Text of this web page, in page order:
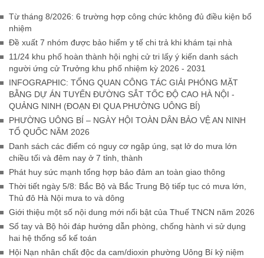
Từ tháng 8/2026: 6 trường hợp công chức không đủ điều kiện bổ
nhiệm
Đề xuất 7 nhóm được bảo hiểm y tế chi trả khi khám tại nhà
11/24 khu phố hoàn thành hội nghị cử tri lấy ý kiến danh sách
người ứng cử Trưởng khu phố nhiệm kỳ 2026 - 2031
INFOGRAPHIC: TỔNG QUAN CÔNG TÁC GIẢI PHÓNG MẶT
BẰNG DỰ ÁN TUYẾN ĐƯỜNG SẮT TỐC ĐỘ CAO HÀ NỘI -
QUẢNG NINH (ĐOẠN ĐI QUA PHƯỜNG UÔNG BÍ)
PHƯỜNG UÔNG BÍ – NGÀY HỘI TOÀN DÂN BẢO VỆ AN NINH
TỔ QUỐC NĂM 2026
Danh sách các điểm có nguy cơ ngập úng, sạt lở do mưa lớn
chiều tối và đêm nay ở 7 tỉnh, thành
Phát huy sức mạnh tổng hợp bảo đảm an toàn giao thông
Thời tiết ngày 5/8: Bắc Bộ và Bắc Trung Bộ tiếp tục có mưa lớn,
Thủ đô Hà Nội mưa to và dông
Giới thiệu một số nội dung mới nổi bật của Thuế TNCN năm 2026
Sổ tay và Bộ hỏi đáp hướng dẫn phòng, chống hành vi sử dụng
hai hệ thống sổ kế toán
Hội Nạn nhân chất độc da cam/dioxin phường Uông Bí kỷ niệm